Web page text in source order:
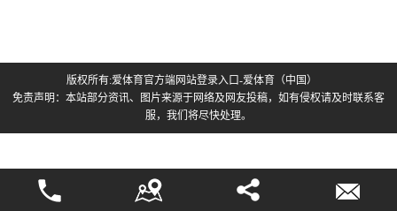
版权所有:爱体育官方端网站登录入口-爱体育（中国）
免责声明：本站部分资讯、图片来源于网络及网友投稿，如有侵权请及时联系客
服，我们将尽快处理。